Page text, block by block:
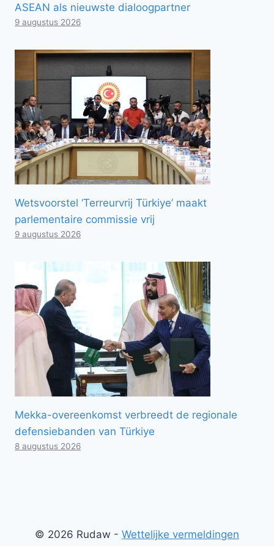
ASEAN als nieuwste dialoogpartner
9 augustus 2026
Wetsvoorstel ‘Terreurvrij Türkiye’ maakt
parlementaire commissie vrij
9 augustus 2026
Mekka-overeenkomst verbreedt de regionale
defensiebanden van Türkiye
8 augustus 2026
© 2026 Rudaw - Wettelijke vermeldingen